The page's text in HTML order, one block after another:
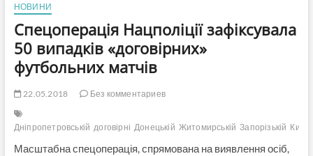
НОВИНИ
Спецоперація Нацполіції зафіксувала
50 випадків «договірних»
футбольних матчів
22.05.2018 Без комментариев
Дніпропетровській договірні Донецькій Житомирській Запорізькій
Масштабна спецоперація, спрямована на виявлення осіб,